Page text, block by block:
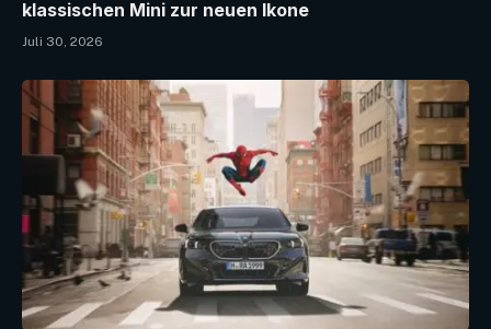
klassischen Mini zur neuen Ikone
Juli 30, 2026